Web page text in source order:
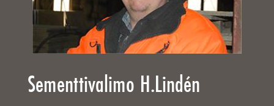
Sementtivalimo H.Lindén